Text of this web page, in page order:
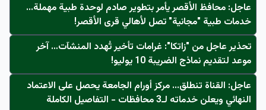
عاجل: محافظ الأقصر يأمر بتطوير صادم لوحدة طبية مهملة...
خدمات طبية "مجانية" تصل لأهالي قرى الأقصر!
تحذير عاجل من "زاتكا": غرامات تأخير تُهدد المنشآت… آخر
موعد لتقديم نماذج الضريبة 10 يوليو!
عاجل: القناة تنطلق... مركز أورام الجامعة يحصل على الاعتماد
النهائي ويعلن خدماته لـ3 محافظات - التفاصيل الكاملة